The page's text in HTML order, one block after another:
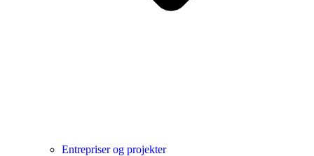
Entrepriser og projekter